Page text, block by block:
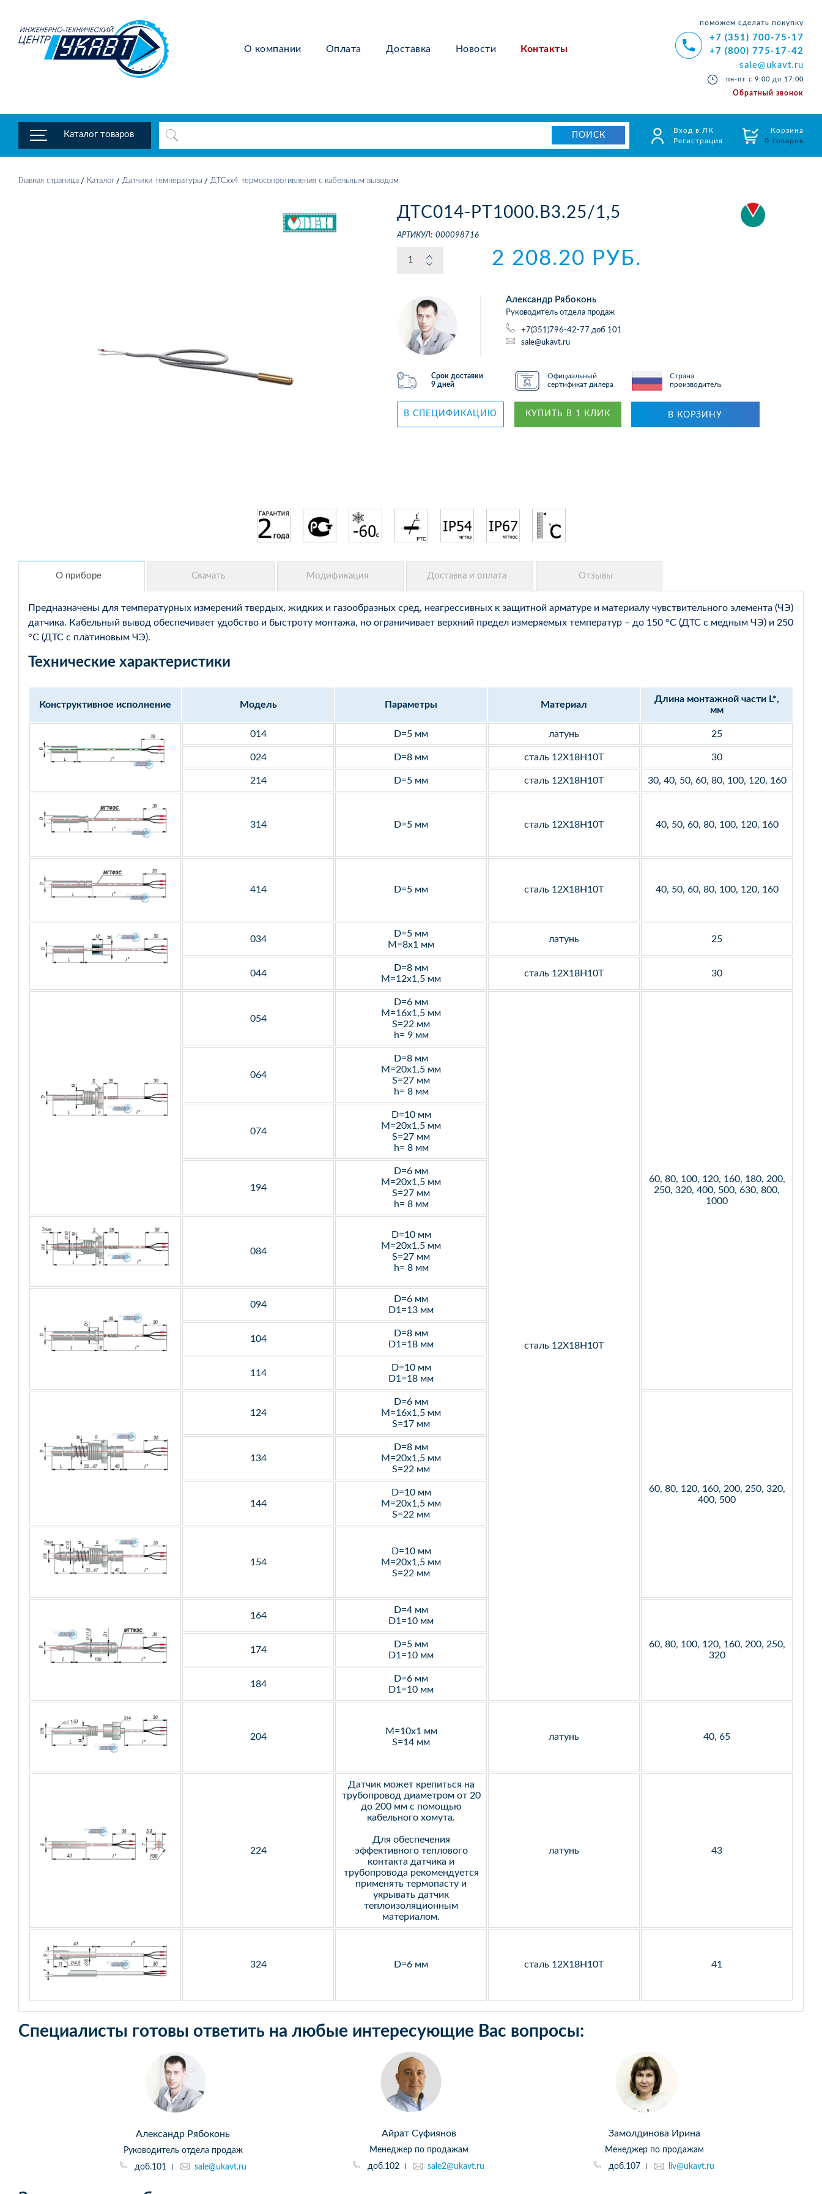
О компании Оплата Доставка Новости Контакты
поможем сделать покупку
+7 (351) 700-75-17
+7 (800) 775-17-42
sale@ukavt.ru
пн-пт с 9:00 до 17:00
Обратный звонок
Каталог товаров
Вход в ЛК
Регистрация
Корзина
0 товаров
Главная страница Каталог Датчики температуры ДТСхх4 термосопротивления с кабельным выводом
ДТС014-РТ1000.В3.25/1,5
АРТИКУЛ: 000098716
2 208.20 РУБ.
Александр Рябоконь
Руководитель отдела продаж
+7(351)796-42-77 доб 101
sale@ukavt.ru
Срок доставки
9 дней
Официальный
сертификат дилера
Страна
производитель
В СПЕЦИФИКАЦИЮ КУПИТЬ В 1 КЛИК В КОРЗИНУ
Предназначены для температурных измерений твердых, жидких и газообразных сред, неагрессивных к защитной арматуре и материалу чувствительного элемента (ЧЭ)
датчика. Кабельный вывод обеспечивает удобство и быстроту монтажа, но ограничивает верхний предел измеряемых температур – до 150 °С (ДТС с медным ЧЭ) и 250
°С (ДТС с платиновым ЧЭ).
Технические характеристики
Конструктивное исполнение Модель Параметры Материал
Длина монтажной части L*,
мм
014 D=5 мм латунь 25
024 D=8 мм сталь 12Х18Н10Т 30
214 D=5 мм сталь 12Х18Н10Т 30, 40, 50, 60, 80, 100, 120, 160
314 D=5 мм сталь 12Х18Н10Т 40, 50, 60, 80, 100, 120, 160
414 D=5 мм сталь 12Х18Н10Т 40, 50, 60, 80, 100, 120, 160
034
D=5 мм
M=8х1 мм
латунь 25
044
D=8 мм
M=12х1,5 мм
сталь 12Х18Н10Т 30
054
D=6 мм
M=16х1,5 мм
S=22 мм
h= 9 мм
сталь 12Х18Н10Т
60, 80, 100, 120, 160, 180, 200,
250, 320, 400, 500, 630, 800,
1000
064
D=8 мм
M=20х1,5 мм
S=27 мм
h= 8 мм
074
D=10 мм
M=20х1,5 мм
S=27 мм
h= 8 мм
194
D=6 мм
M=20х1,5 мм
S=27 мм
h= 8 мм
084
D=10 мм
M=20х1,5 мм
S=27 мм
h= 8 мм
094
D=6 мм
D1=13 мм
104
D=8 мм
D1=18 мм
114
D=10 мм
D1=18 мм
124
D=6 мм
M=16х1,5 мм
S=17 мм
60, 80, 120, 160, 200, 250, 320,
400, 500
134
D=8 мм
M=20х1,5 мм
S=22 мм
144
D=10 мм
M=20х1,5 мм
S=22 мм
154
D=10 мм
M=20х1,5 мм
S=22 мм
164
D=4 мм
D1=10 мм
60, 80, 100, 120, 160, 200, 250,
320
174
D=5 мм
D1=10 мм
184
D=6 мм
D1=10 мм
204
M=10х1 мм
S=14 мм
латунь 40, 65
224
Датчик может крепиться на
трубопровод диаметром от 20
до 200 мм с помощью
кабельного хомута.
Для обеспечения
эффективного теплового
контакта датчика и
трубопровода рекомендуется
применять термопасту и
укрывать датчик
теплоизоляционным
материалом.
латунь 43
324 D=6 мм сталь 12Х18Н10Т 41
Специалисты готовы ответить на любые интересующие Вас вопросы:
Александр Рябоконь
Руководитель отдела продаж
доб.101
sale@ukavt.ru
Айрат Суфиянов
Менеджер по продажам
доб.102
sale2@ukavt.ru
Замолдинова Ирина
Менеджер по продажам
доб.107
liv@ukavt.ru